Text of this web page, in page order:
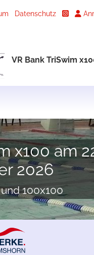
Datenschutz
VR Bank TriSwim
x100 am
2026
100x100